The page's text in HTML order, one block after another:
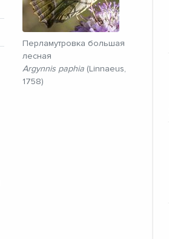
Перламутровка большая
лесная
Argynnis paphia (Linnaeus,
1758)